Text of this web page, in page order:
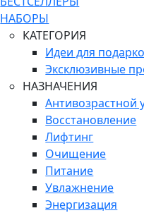
НАБОРЫ
КАТЕГОРИЯ
Идеи для
Эксклюзивные
НАЗНАЧЕНИЯ
Антивозрастной
Восстановление
Лифтинг
Очищение
Питание
Увлажнение
Энергизация